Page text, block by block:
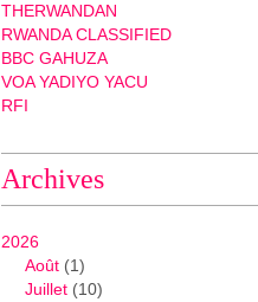
THERWANDAN
RWANDA CLASSIFIED
BBC GAHUZA
VOA YADIYO YACU
RFI
Archives
2026
Août (1)
Juillet (10)